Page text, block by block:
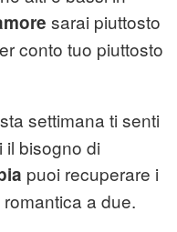
sarai piuttosto
conto tuo piuttosto
settimana ti senti
il bisogno di
puoi recuperare i
a due.